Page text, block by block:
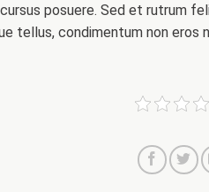
posuere. Sed et rutrum
tellus, condimentum non